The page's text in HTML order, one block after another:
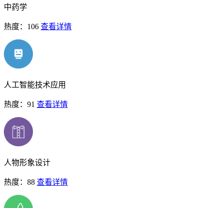
中药学
热度：106 查看详情
人工智能技术应用
热度：91 查看详情
人物形象设计
热度：88 查看详情